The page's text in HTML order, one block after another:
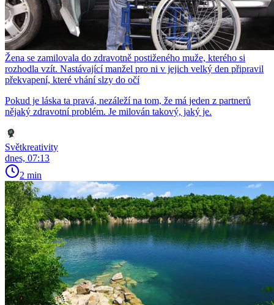
Žena se zamilovala do zdravotně postiženého muže, kterého si
rozhodla vzít. Nastávající manžel pro ni v jejich velký den připravil
překvapení, které vhání slzy do očí
Pokud je láska ta pravá, nezáleží na tom, že má jeden z partnerů
nějaký zdravotní problém. Je milován takový, jaký je.
Světkreativity
dnes, 07:13
2 min